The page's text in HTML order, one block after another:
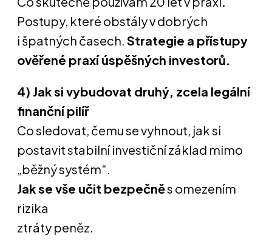
Postupy, které obstály v dobrých
i špatných časech. Strategie a přístupy
ověřené praxí úspěšných investorů.
4) Jak si vybudovat druhý, zcela legální
finanční pilíř
Co sledovat, čemu se vyhnout, jak si
postavit stabilní investiční základ mimo
„běžný systém“.
Jak se vše učit bezpečněs omezením
rizika
ztráty peněz.